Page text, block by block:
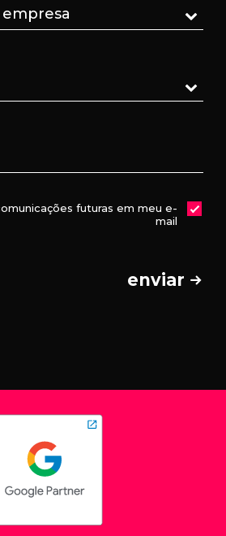
futuras em meu e-
mail
enviar